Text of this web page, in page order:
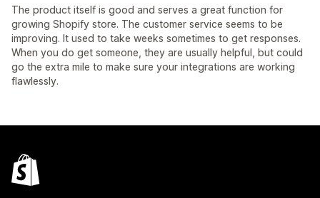
The product itself is good and serves a great function for
growing Shopify store. The customer service seems to be
improving. It used to take weeks sometimes to get responses.
When you do get someone, they are usually helpful, but could
go the extra mile to make sure your integrations are working
flawlessly.